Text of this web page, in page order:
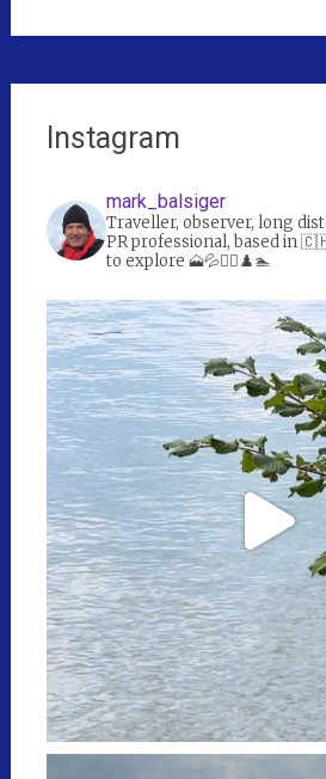
Instagram
mark_balsiger
Traveller, observer, long
PR professional, based in
to explore 🗻💦🚴‍♀️♟️🏊